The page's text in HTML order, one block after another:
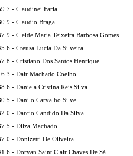
- Claudinei Faria
- Claudio Braga
- Cleide Maria Teixeira Barbosa Gomes
- Creusa Lucia Da Silveira
- Cristiano Dos Santos Henrique
- Dair Machado Coelho
- Daniela Cristina Reis Silva
- Danilo Carvalho Silve
- Darcio Candido Da Silva
- Dilza Machado
- Donizetti De Oliveira
- Doryan Saint Clair Chaves De Sá